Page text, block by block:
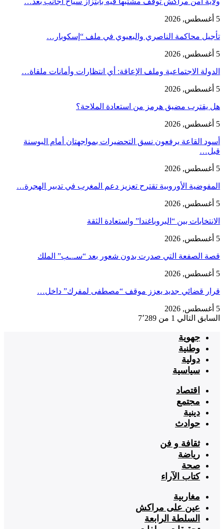
5 أغسطس, 2026
تأجيل محاكمة الناصري والبعيوي في ملف “إسكوبار…
5 أغسطس, 2026
الدولة الاجتماعية وملف الإعاقة: أي انتظارات وأمانات ملقاة…
5 أغسطس, 2026
هل يقترب مضيق هرمز من استعادة الملاحة؟
5 أغسطس, 2026
أسود القاعة يرفعون نسق التحضيرات بمواجهتان أمام البوسنة
قبل…
5 أغسطس, 2026
المفوضية الأوروبية تقترح تعزيز دعم المغرب في تدبير الهجرة…
5 أغسطس, 2026
الانتخابات بين “البروباغندا” واستعادة الثقة
5 أغسطس, 2026
قصة الصفعة التي صدرت بدون شعور بعد “سـ.ـب” الملك
5 أغسطس, 2026
قرار قضائي جديد يعزز موقف “مصطفى لمفرك” داخل…
5 أغسطس, 2026
السابق التالي 1 من 7٬289
جهوية
وطنية
دولية
سياسية
اقتصاد
مجتمع
دينية
حوادث
ثقافة و فن
رياضة
صحة
كتاب الآراء
مغاربية
عين على مراكش
السلطة الرابعة